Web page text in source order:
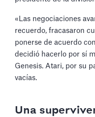
«Las negociaciones
recuerdo, fracasaron
ponerse de acuerdo
decidió hacerlo por sí
Genesis. Atari, por su
vacías.
Una